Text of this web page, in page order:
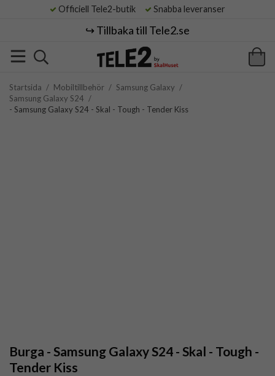
Officiell Tele2-butik Snabba leveranser
↪️ Tillbaka till Tele2.se
Startsida / Mobiltillbehör / Samsung Galaxy /
Samsung Galaxy S24 /
- Samsung Galaxy S24 - Skal - Tough - Tender Kiss
Burga - Samsung Galaxy S24 - Skal - Tough -
Tender Kiss